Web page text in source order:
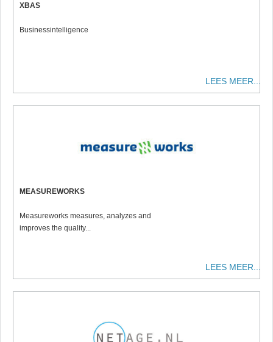
XBAS
Businessintelligence
LEES MEER...
MEASUREWORKS
Measureworks measures, analyzes and
improves the quality...
LEES MEER...